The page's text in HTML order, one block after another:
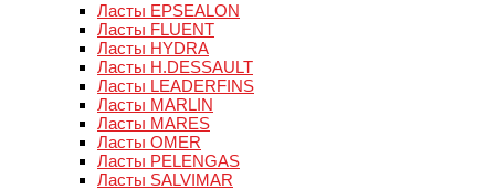
Ласты EPSEALON
Ласты FLUENT
Ласты HYDRA
Ласты H.DESSAULT
Ласты LEADERFINS
Ласты MARLIN
Ласты MARES
Ласты OMER
Ласты PELENGAS
Ласты SALVIMAR